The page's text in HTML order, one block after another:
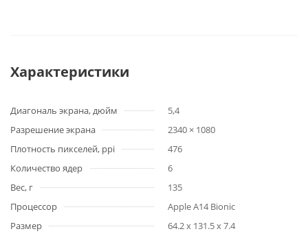
Характеристики
Диагональ экрана, дюйм
5,4
Разрешение экрана
2340 × 1080
Плотность пикселей, ppi
476
Количество ядер
6
Вес, г
135
Процессор
Apple A14 Bionic
Размер
64.2 x 131.5 x 7.4